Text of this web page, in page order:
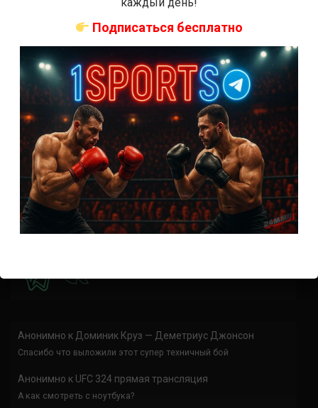
Прогноз на бой Кортес-Акоста — Льюис на UFC 324:
коэффициенты
Наталья Сильва на UFC 324: статистика и рекорд
Роуз Намаюнас: статистика и рекорд к турниру UFC
324
Где смотреть бой Сильва — Намаюнас на UFC 324:
время начала
Прогноз на бой Сильва — Намаюнас на UFC 324:
коэффициенты
Арнольд Аллен на UFC 324: статистика и рекорд
ПРИСОЕДИНЯЙСЯ
Анонимно к Доминик Круз — Деметриус Джонсон
Спасибо что выложили этот супер техничный бой
Анонимно к UFC 324 прямая трансляция
А как смотреть с ноутбука?
каждый день!
Подписаться бесплатно